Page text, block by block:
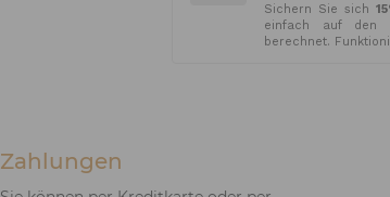
Sichern Sie sich
einfach auf den
berechnet.
Zahlungen